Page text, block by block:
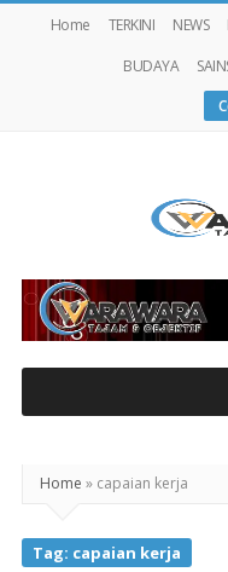
Home TERKINI NEWS
BUDAYA
Home » capaian kerja
Tag: capaian kerja